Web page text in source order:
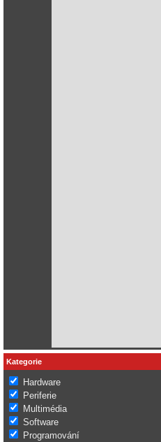
Kategorie
Hardware
Periferie
Multimédia
Software
Programování